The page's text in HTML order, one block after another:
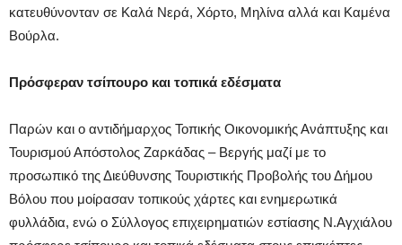
κατευθύνονταν σε Καλά Νερά, Χόρτο, Μηλίνα αλλά και Καμένα
Βούρλα.
Πρόσφεραν τσίπουρο και τοπικά εδέσματα
Παρών και ο αντιδήμαρχος Τοπικής Οικονομικής Ανάπτυξης και
Τουρισμού Απόστολος Ζαρκάδας – Βεργής μαζί με το
προσωπικό της Διεύθυνσης Τουριστικής Προβολής του Δήμου
Βόλου που μοίρασαν τοπικούς χάρτες και ενημερωτικά
φυλλάδια, ενώ ο Σύλλογος επιχειρηματιών εστίασης Ν.Αγχιάλου